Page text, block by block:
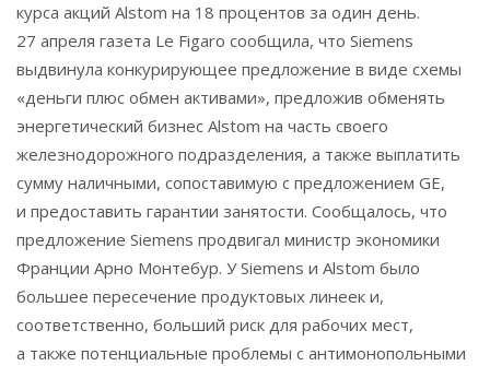
курса акций Alstom на 18 процентов за один день.
27 апреля газета Le Figaro сообщила, что Siemens
выдвинула конкурирующее предложение в виде схемы
«деньги плюс обмен активами», предложив обменять
энергетический бизнес Alstom на часть своего
железнодорожного подразделения, а также выплатить
сумму наличными, сопоставимую с предложением GE,
и предоставить гарантии занятости. Сообщалось, что
предложение Siemens продвигал министр экономики
Франции Арно Монтебур. У Siemens и Alstom было
большее пересечение продуктовых линеек и,
соответственно, больший риск для рабочих мест,
а также потенциальные проблемы с антимонопольными